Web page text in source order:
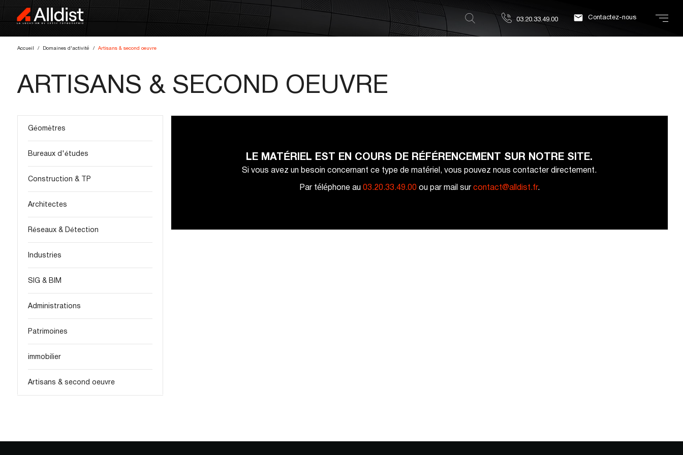
03.20.33.49.00  Contactez-nous
Accueil Domaines d'activité Artisans & second oeuvre
ARTISANS & SECOND OEUVRE
Géomètres
Bureaux d'études
Construction & TP
Architectes
Réseaux & Détection
Industries
SIG & BIM
Administrations
Patrimoines
immobilier
Artisans & second oeuvre
LE MATÉRIEL EST EN COURS DE RÉFÉRENCEMENT SUR NOTRE SITE.
Si vous avez un besoin concernant ce type de matériel, vous pouvez nous contacter directement.
Par téléphone au 03.20.33.49.00ou par mail sur contact@alldist.fr.